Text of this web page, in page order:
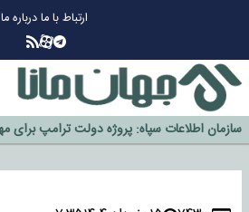
ارتباط با مادرباره ما
گزینه جدایی اوسمار روی میز مدیران پرسپولیس
آیا رئیس جمهور آمریکا قانون را دور می‌زند؟
اخراج رسمی چهره نامدار از پرسپولیس
سازمان اطلاعات سپاه: پروژه دولت ترامپ
خورد